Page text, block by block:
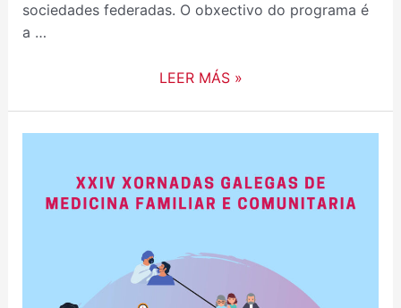
sociedades federadas. O obxectivo do programa é
a …
LEER MÁS »